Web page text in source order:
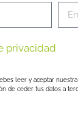
privacidad
leer y aceptar
de ceder tus datos a